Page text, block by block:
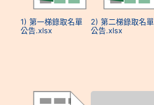
1) 第一梯錄取名單
公告.xlsx
2) 第二梯錄取名單
公告.xlsx